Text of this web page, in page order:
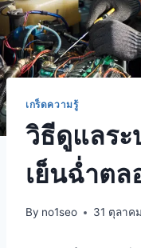
เกร็ดความรู้
วิธีดูแลร
เย็นฉ่ำตล
By no1seo 31 ตุลาค